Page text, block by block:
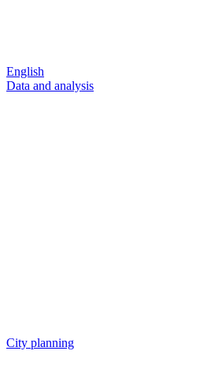
English
Data and analysis
City planning